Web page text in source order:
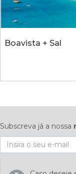
Boavista + Sal
Subscreva já a nossa